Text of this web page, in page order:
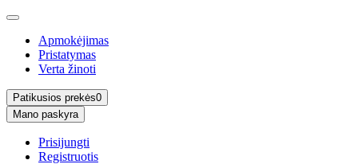
Apmokėjimas
Pristatymas
Verta žinoti
Patikusios prekės0
Mano paskyra
Prisijungti
Registruotis